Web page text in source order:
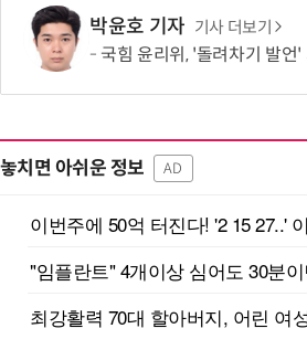
박윤호 기자 기사 더보기
국힘 윤리위, '돌려차기 발언' 서범수·진
놓치면 아쉬운 정보 AD